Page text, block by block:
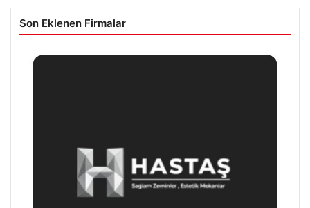
Son Eklenen Firmalar